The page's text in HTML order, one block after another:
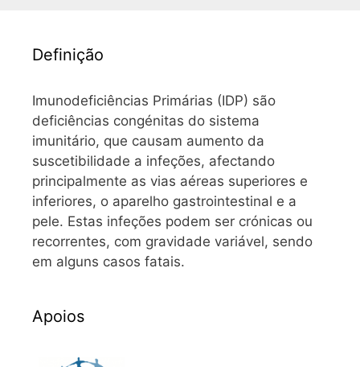
Definição
Imunodeficiências Primárias (IDP) são
deficiências congénitas do sistema
imunitário, que causam aumento da
suscetibilidade a infeções, afectando
principalmente as vias aéreas superiores e
inferiores, o aparelho gastrointestinal e a
pele. Estas infeções podem ser crónicas ou
recorrentes, com gravidade variável, sendo
em alguns casos fatais.
Apoios